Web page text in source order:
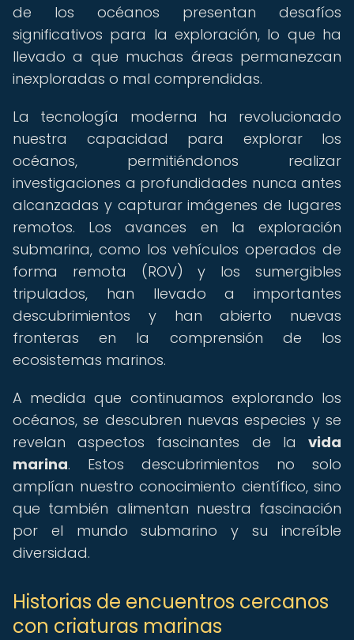
de los océanos presentan desafíos
significativos para la exploración, lo que ha
llevado a que muchas áreas permanezcan
inexploradas o mal comprendidas.
La tecnología moderna ha revolucionado
nuestra capacidad para explorar los
océanos, permitiéndonos realizar
investigaciones a profundidades nunca antes
alcanzadas y capturar imágenes de lugares
remotos. Los avances en la exploración
submarina, como los vehículos operados de
forma remota (ROV) y los sumergibles
tripulados, han llevado a importantes
descubrimientos y han abierto nuevas
fronteras en la comprensión de los
ecosistemas marinos.
A medida que continuamos explorando los
océanos, se descubren nuevas especies y se
revelan aspectos fascinantes de la vida
marina. Estos descubrimientos no solo
amplían nuestro conocimiento científico, sino
que también alimentan nuestra fascinación
por el mundo submarino y su increíble
diversidad.
Historias de encuentros cercanos
con criaturas marinas